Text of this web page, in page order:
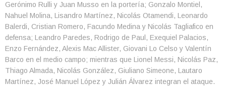
Gerónimo Rulli y Juan Musso en la portería; Gonzalo Montiel,
Nahuel Molina, Lisandro Martínez, Nicolás Otamendi, Leonardo
Balerdi, Cristian Romero, Facundo Medina y Nicolás Tagliafico en
defensa; Leandro Paredes, Rodrigo de Paul, Exequiel Palacios,
Enzo Fernández, Alexis Mac Allister, Giovani Lo Celso y Valentín
Barco en el medio campo; mientras que Lionel Messi, Nicolás Paz,
Thiago Almada, Nicolás González, Giuliano Simeone, Lautaro
Martínez, José Manuel López y Julián Álvarez integran el ataque.